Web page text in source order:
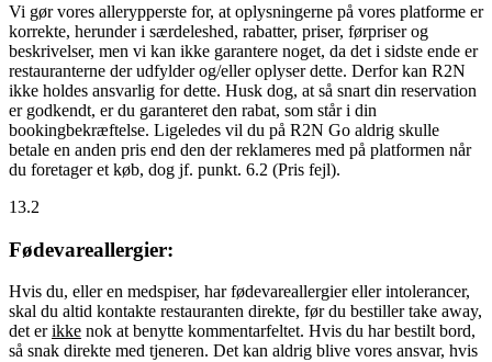
Vi gør vores allerypperste for, at oplysningerne på vores platforme er
korrekte, herunder i særdeleshed, rabatter, priser, førpriser og
beskrivelser, men vi kan ikke garantere noget, da det i sidste ende er
restauranterne der udfylder og/eller oplyser dette. Derfor kan R2N
ikke holdes ansvarlig for dette. Husk dog, at så snart din reservation
er godkendt, er du garanteret den rabat, som står i din
bookingbekræftelse. Ligeledes vil du på R2N Go aldrig skulle
betale en anden pris end den der reklameres med på platformen når
du foretager et køb, dog jf. punkt. 6.2 (Pris fejl).
13.2
Fødevareallergier:
Hvis du, eller en medspiser, har fødevareallergier eller intolerancer,
skal du altid kontakte restauranten direkte, før du bestiller take away,
det erikke nok at benytte kommentarfeltet. Hvis du har bestilt bord,
så snak direkte med tjeneren. Det kan aldrig blive vores ansvar, hvis